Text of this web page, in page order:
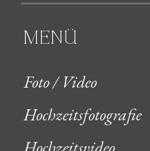
MENÜ
Foto / Video
Hochzeitsfotografie